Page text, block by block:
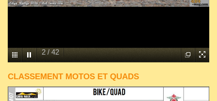
2 /42
CLASSEMENT MOTOS ET QUADS